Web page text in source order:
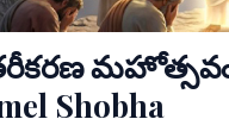
మహోత్సవం
Shobha